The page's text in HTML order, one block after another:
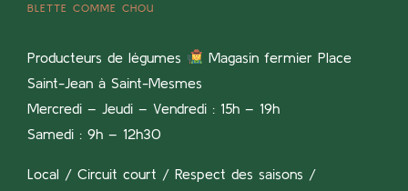
BLETTE COMME CHOU
Producteurs de légumes
Magasin fermier Place
Saint-Jean à Saint-Mesmes
Mercredi – Jeudi – Vendredi : 15h – 19h
Samedi : 9h – 12h30
Local / Circuit court / Respect des saisons /